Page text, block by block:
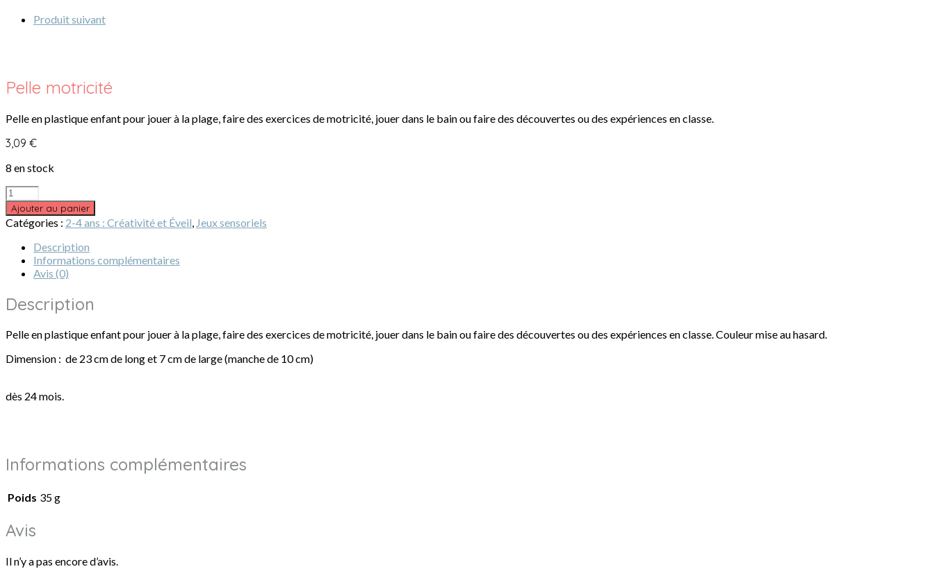
Produit suivant
Pelle motricité
Pelle en plastique enfant pour jouer à la plage, faire des exercices de motricité, jouer dans le bain ou faire des découvertes ou des expériences en classe.
3,09 €
8 en stock
quantité
de
Pelle
motricité
Ajouter au panier
Catégories : 2-4 ans : Créativité et Éveil Jeux sensoriels
Description
Informations complémentaires
Avis (0)
Description
Pelle en plastique enfant pour jouer à la plage, faire des exercices de motricité, jouer dans le bain ou faire des découvertes ou des expériences en classe. Couleur mise au hasard.
Dimension : de 23 cm de long et 7 cm de large (manche de 10 cm)
dès 24 mois.
Informations complémentaires
Poids 35 g
Avis
Il n’y a pas encore d’avis.